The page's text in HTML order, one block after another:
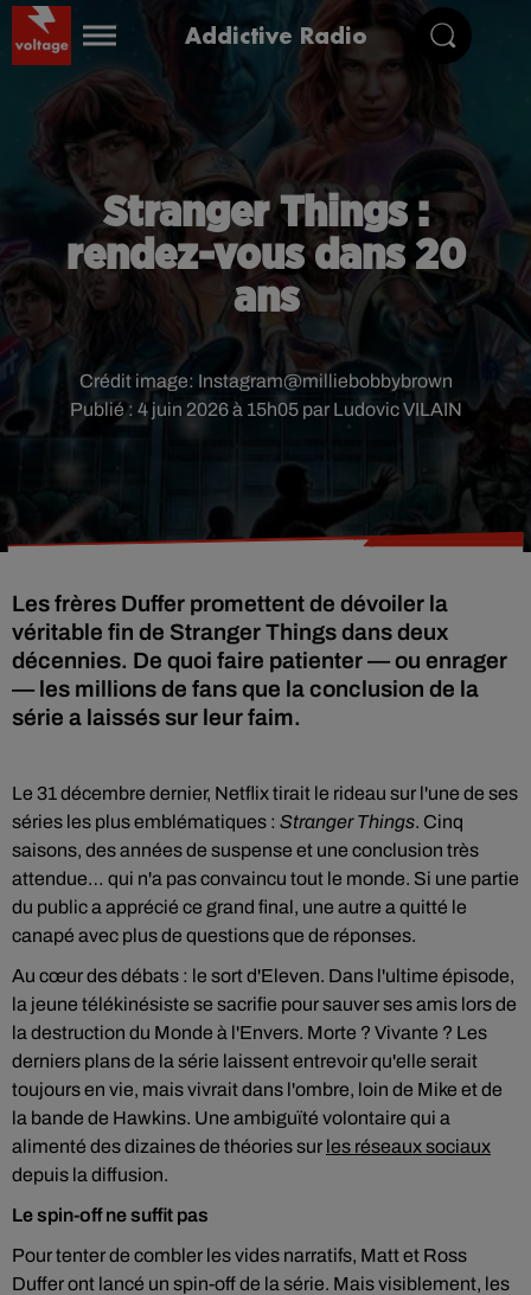
Addictive Radio
Stranger Things :
rendez-vous dans 20
ans
Publié : 4 juin 2026 à 15h05 par Ludovic VILAIN
Crédit image: Instagram@milliebobbybrown
Les frères Duffer promettent de dévoiler la
véritable fin de Stranger Things dans deux
décennies. De quoi faire patienter — ou enrager
— les millions de fans que la conclusion de la
série a laissés sur leur faim.
Le 31 décembre dernier, Netflix tirait le rideau sur l'une de ses
séries les plus emblématiques : Stranger Things. Cinq
saisons, des années de suspense et une conclusion très
attendue… qui n'a pas convaincu tout le monde. Si une partie
du public a apprécié ce grand final, une autre a quitté le
canapé avec plus de questions que de réponses.
Au cœur des débats : le sort d'Eleven. Dans l'ultime épisode,
la jeune télékinésiste se sacrifie pour sauver ses amis lors de
la destruction du Monde à l'Envers. Morte ? Vivante ? Les
derniers plans de la série laissent entrevoir qu'elle serait
toujours en vie, mais vivrait dans l'ombre, loin de Mike et de
la bande de Hawkins. Une ambiguïté volontaire qui a
alimenté des dizaines de théories sur les réseaux sociaux
depuis la diffusion.
Le spin-off ne suffit pas
Pour tenter de combler les vides narratifs, Matt et Ross
Duffer ont lancé un spin-off de la série. Mais visiblement, les